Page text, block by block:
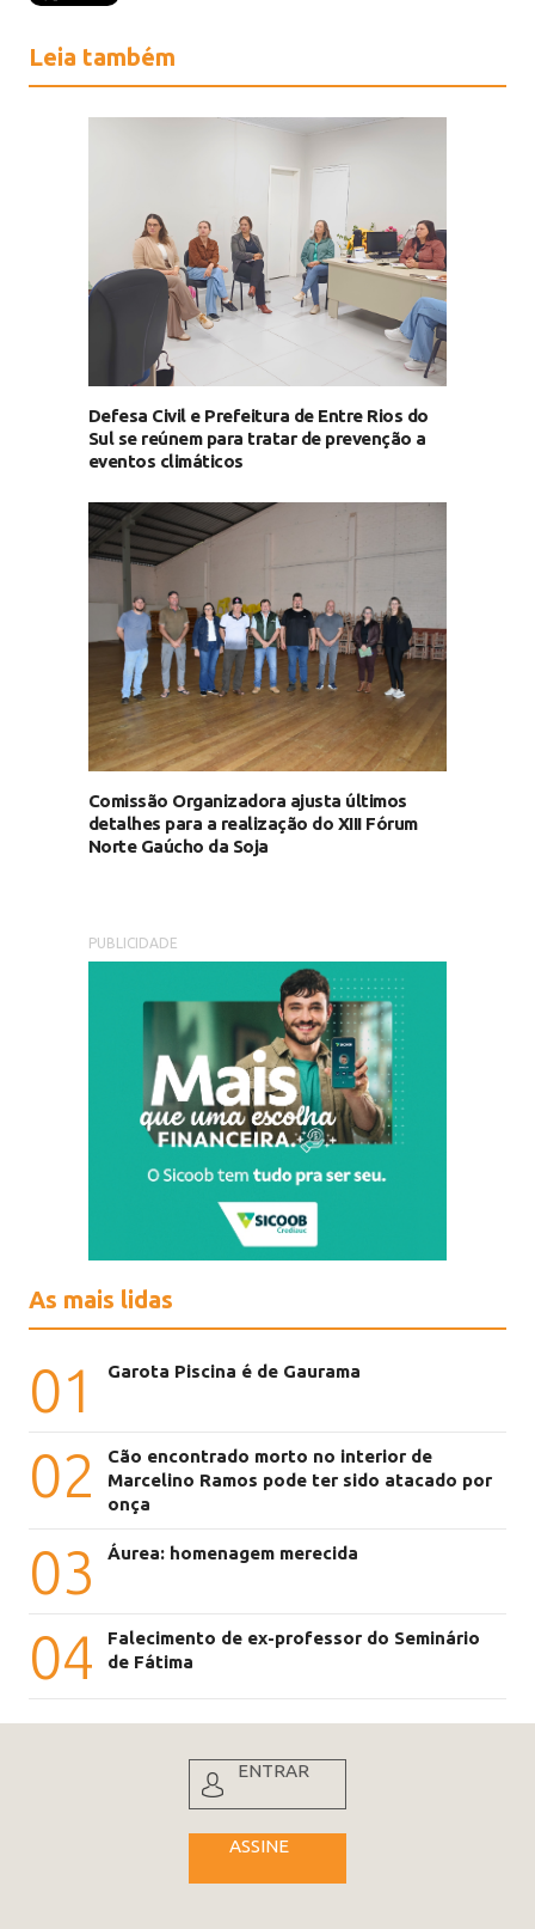
Leia também
Defesa Civil e Prefeitura de Entre Rios do
Sul se reúnem para tratar de prevenção a
eventos climáticos
Comissão Organizadora ajusta últimos
detalhes para a realização do XIII Fórum
Norte Gaúcho da Soja
PUBLICIDADE
As mais lidas
01 Garota Piscina é de Gaurama
02
Cão encontrado morto no interior de
Marcelino Ramos pode ter sido atacado por
onça
03 Áurea: homenagem merecida
04
Falecimento de ex-professor do Seminário
de Fátima
ENTRAR
ASSINE